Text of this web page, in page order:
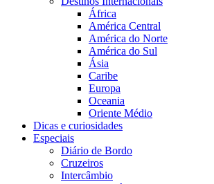
África
América Central
América do Norte
América do Sul
Ásia
Caribe
Europa
Oceania
Oriente Médio
Dicas e curiosidades
Especiais
Diário de Bordo
Cruzeiros
Intercâmbio